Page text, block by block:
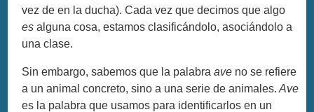
vez de en la ducha). Cada vez que decimos que algo
es alguna cosa, estamos clasificándolo, asociándolo a
una clase.
Sin embargo, sabemos que la palabraave no se refiere
a un animal concreto, sino a una serie de animales. Ave
es la palabra que usamos para identificarlos en un